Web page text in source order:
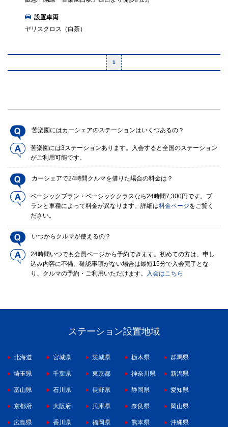
設置車両
ヤリスクロス（白茶）
1
苦楽園にはカーシェアのステーションはいくつあるの？
苦楽園には3ステーションあります。入会すると全国のステーション
がご利用可能です。
カーシェアで24時間クルマを借りた場合の料金は？
ベーシックプラン・ベーシッククラスなら24時間7,300円です。プ
ランと車種によって料金が異なります。詳細は料金ページをご覧く
ださい。
いつからクルマが使えるの？
24時間いつでも会員ページから予約できます。初めての方は、申し
込み内容に不備、確認事項がない場合は最短15分で入会完了とな
り、クルマの予約・ご利用いただけます。
入会はこちら
ステーション設置地域
北海道 宮城県 茨城県 栃木県 群馬県
埼玉県 千葉県 東京都 神奈川県 新潟県
富山県 石川県 長野県 静岡県 愛知県
京都府 大阪府 兵庫県 奈良県 岡山県
広島県 香川県 福岡県 熊本県 沖縄県